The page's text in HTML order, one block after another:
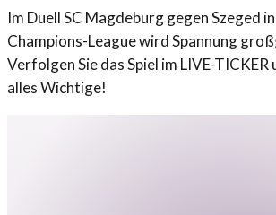
Im Duell SC Magdeburg gegen Szeged
Champions-League wird Spannung
Verfolgen Sie das Spiel im LIVE-TICKER
alles Wichtige!